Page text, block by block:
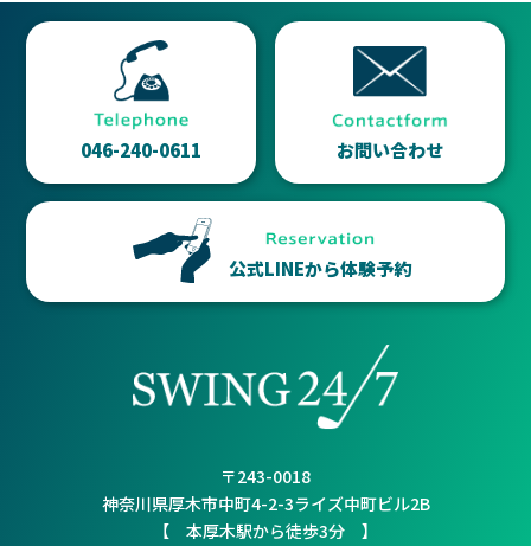
046-240-0611 お問い合わせ
公式LINEから体験予約
〒243-0018
神奈川県厚木市中町4-2-3ライズ中町ビル2B
【 本厚木駅から徒歩3分 】